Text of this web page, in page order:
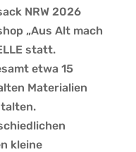
NRW 2026
„Aus Alt mach
statt.
etwa 15
Materialien
kleine